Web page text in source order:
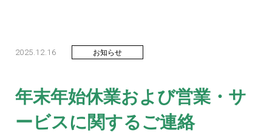
2025.12.16 お知らせ
年末年始休業および営業・サ
ービスに関するご連絡